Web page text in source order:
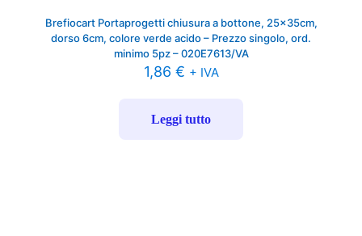
Brefiocart Portaprogetti chiusura a bottone, 25x35cm,
dorso 6cm, colore verde acido – Prezzo singolo, ord.
minimo 5pz – 020E7613/VA
1,86 € + IVA
Leggi tutto